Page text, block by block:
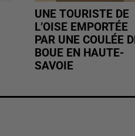
UNE TOURISTE DE
L’OISE EMPORTÉE
PAR UNE COULÉE
BOUE EN HAUTE-
SAVOIE